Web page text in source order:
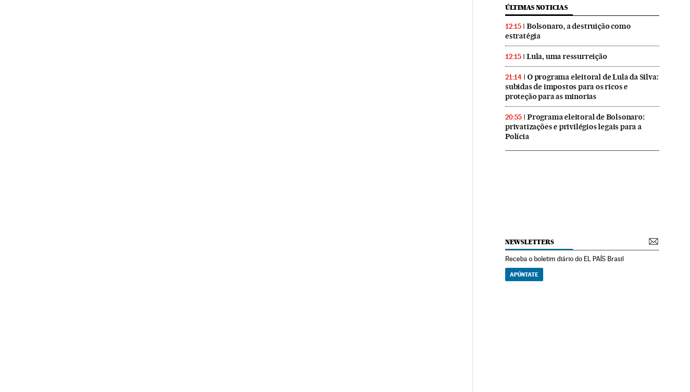
ÚLTIMAS NOTICIAS
12:15
Bolsonaro, a destruição como
estratégia
12:15 Lula, uma ressurreição
21:14
O programa eleitoral de Lula da Silva:
subidas de impostos para os ricos e
proteção para as minorias
20:55
Programa eleitoral de Bolsonaro:
privatizações e privilégios legais para a
Polícia
NEWSLETTERS
Receba o boletim diário do EL PAÍS Brasil
APÚNTATE